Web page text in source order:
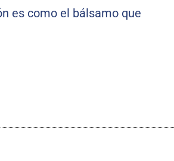
es como el bálsamo que